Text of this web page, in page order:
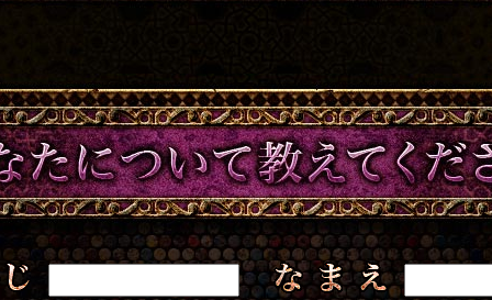
あなたについて教えてください
なまえ